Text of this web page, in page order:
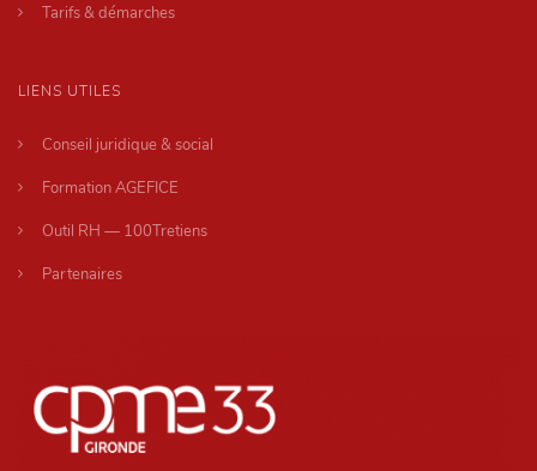
Tarifs & démarches
LIENS UTILES
Conseil juridique & social
Formation AGEFICE
Outil RH — 100Tretiens
Partenaires